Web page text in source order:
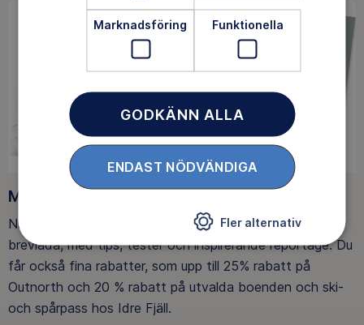
Medlemsförmåner
När du blir medlem får du Magasin Friluftsliv i din
brevlåda, med tips, tester och inspirerande reportage. Du
får också fina rabatter, som upp till 25% rabatt på
Outnorth och 20 % rabatt på utvalda boenden och ski-
och spårpass hos Idre Fjäll.
Marknadsföring Funktionella
GODKÄNN ALLA
ENDAST NÖDVÄNDIGA
Fler alternativ